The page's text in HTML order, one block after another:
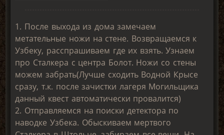
1. После выхода из дома замечаем
метательные ножи на стене. Возвращаемся к
Узбеку, расспрашиваем где их взять. Узнаем
про Сталкера с центра Болот. Ножи со стены
можем забрать(Лучше сходить Водной Крысе
сразу, т.к. после зачистки лагеря Могильщика
данный квест автоматически провалится)
2. Отправляемся на поиски детектора по
наводке Узбека. Обыскиваем мертвого